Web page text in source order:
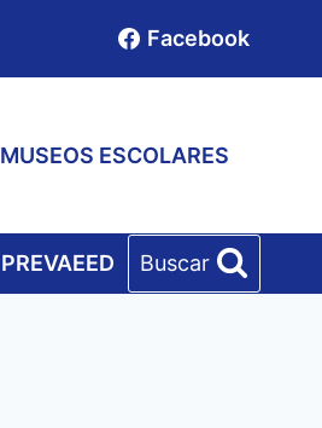
Facebook
MUSEOS ESCOLARES
PREVAEED Buscar